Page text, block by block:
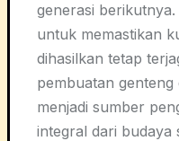
generasi
untuk memastikan
dihasilkan tetap
pembuatan genteng
menjadi sumber
integral dari budaya